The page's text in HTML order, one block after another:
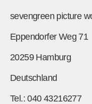
sevengreen picture
Eppendorfer Weg 71
20259 Hamburg
Deutschland
Tel.: 040 43216277